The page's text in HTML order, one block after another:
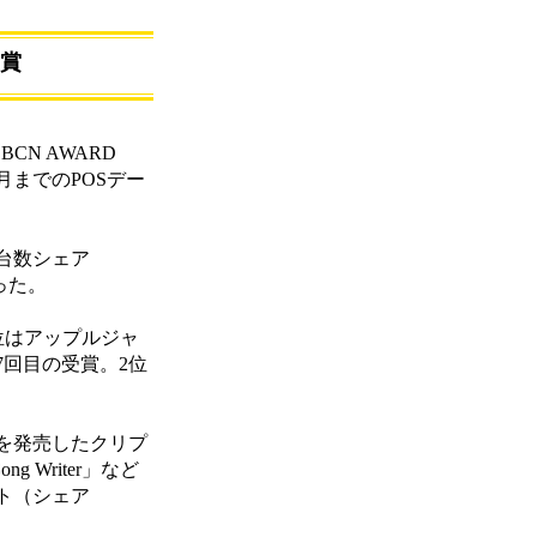
AWARD
までのPOSデー
数シェア
。
アップルジャ
目の受賞。2位
発売したクリプ
Writer」など
（シェア